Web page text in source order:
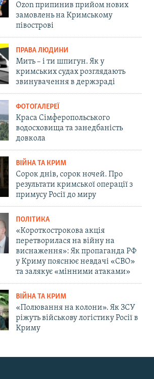
Ozon припинив прийом нових
замовлень на Кримському
півострові
ПРАВА ЛЮДИНИ
Мить – і ти шпигун. Як у
кримських судах розглядають
звинувачення в держзраді
ФОТОГАЛЕРЕЇ
Краса Сімферопольського
водосховища та занедбаність
довкола
ВІЙНА ТА КРИМ
Сорок днів, сорок ночей. Про
результати кримської операції з
примусу Росії до миру
ПОЛІТИКА
«Короткострокова акція
перетворилася на війну на
виснаження»: Як пропаганда РФ
у Криму пояснює невдачі «СВО»
та залякує «мінними атаками»
ВІЙНА ТА КРИМ
«Полювання на колони». Як ЗСУ
ріжуть військову логістику Росії в
Криму